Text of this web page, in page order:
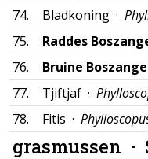
74. Bladkoning ·
75.
Raddes
76.
Bruine
77.
Tjiftjaf ·
78.
Fitis ·
grasmussen ·